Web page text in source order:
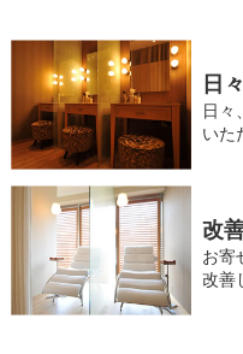
日
日々
いた
改
お寄
改善